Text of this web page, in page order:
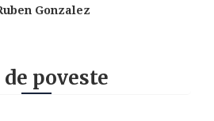
Gonzalez
poveste